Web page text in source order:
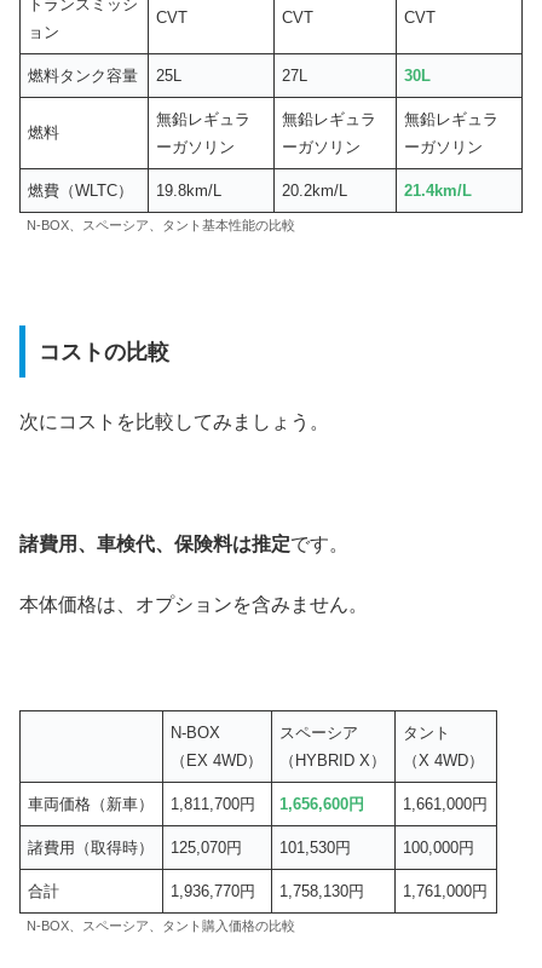
トランスミッシ
ョン
CVT CVT CVT
燃料タンク容量 25L 27L 30L
燃料
無鉛レギュラ
ーガソリン
無鉛レギュラ
ーガソリン
無鉛レギュラ
ーガソリン
燃費（WLTC） 19.8km/L 20.2km/L 21.4km/L
N-BOX、スペーシア、タント基本性能の比較
コストの比較
次にコストを比較してみましょう。
諸費用、車検代、保険料は推定です。
本体価格は、オプションを含みません。
N-BOX
（EX 4WD）
スペーシア
（HYBRID X）
タント
（X 4WD）
車両価格（新車） 1,811,700円 1,656,600円 1,661,000円
諸費用（取得時） 125,070円 101,530円 100,000円
合計 1,936,770円 1,758,130円 1,761,000円
N-BOX、スペーシア、タント購入価格の比較